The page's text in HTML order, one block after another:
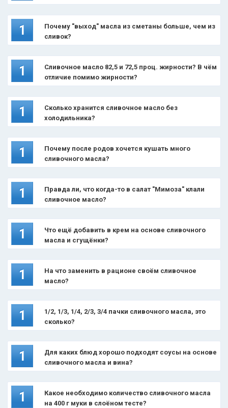
1
Почему "выход" масла из сметаны больше, чем из
сливок?
1
Сливочное масло 82,5 и 72,5 проц. жирности? В чём
отличие помимо жирности?
1
Сколько хранится сливочное масло без
холодильника?
1
Почему после родов хочется кушать много
сливочного масла?
1
Правда ли, что когда-то в салат "Мимоза" клали
сливочное масло?
1
Что ещё добавить в крем на основе сливочного
масла и сгущёнки?
1
На что заменить в рационе своём сливочное
масло?
1
1/2, 1/3, 1/4, 2/3, 3/4 пачки сливочного масла, это
сколько?
1
Для каких блюд хорошо подходят соусы на основе
сливочного масла и вина?
1
Какое необходимо количество сливочного масла
на 400 г муки в слоёном тесте?